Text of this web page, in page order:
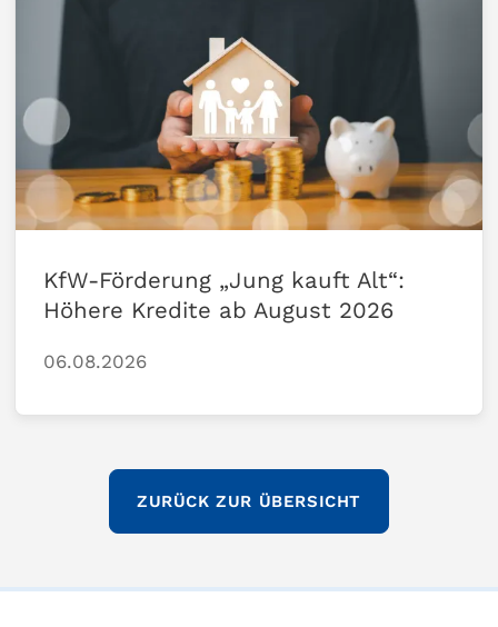
KfW-Förderung „Jung kauft Alt“:
Höhere Kredite ab August 2026
06.08.2026
ZURÜCK ZUR ÜBERSICHT